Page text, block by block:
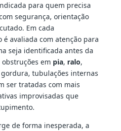
para quem precisa
segurança, orientação
Em cada
avaliada com atenção para
seja identificada antes da
em pia, ralo,
tubulações internas
ser tratadas com mais
improvisadas que
de forma inesperada, a